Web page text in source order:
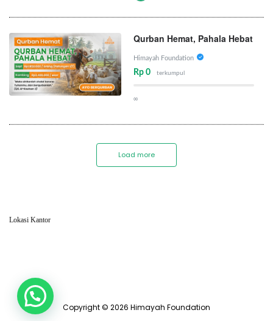
Qurban Hemat, Pahala Hebat
Himayah Foundation
Rp 0 terkumpul
∞
Load more
Lokasi Kantor
Copyright © 2026 Himayah Foundation